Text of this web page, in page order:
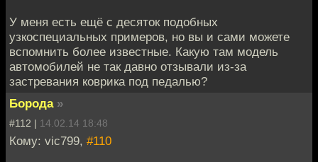
У меня есть ещё с десяток подобных
узкоспециальных примеров, но вы и сами можете
вспомнить более известные. Какую там модель
автомобилей не так давно отзывали из-за
застревания коврика под педалью?
Борода »
#112 | 14.02.14 18:48
Кому: vic799, #110